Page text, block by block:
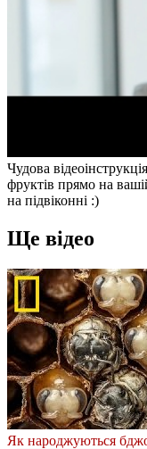
Чудова
фруктів прямо на
на підвіконні :)
Ще відео
Як народжуються